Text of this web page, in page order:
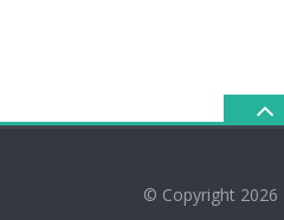
© Copyright 2026